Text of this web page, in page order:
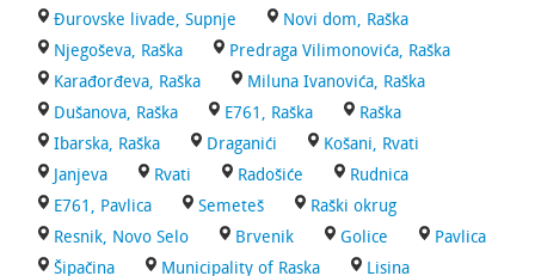
Đurovske livade, Supnje
Novi dom, Raška
Njegoševa, Raška
Predraga Vilimonovića, Raška
Karađorđeva, Raška
Miluna Ivanovića, Raška
Dušanova, Raška
E761, Raška
Raška
Ibarska, Raška
Draganići
Košani, Rvati
Janjeva
Rvati Radošiće
Rudnica
E761, Pavlica
Semeteš
Raški okrug
Resnik, Novo Selo
Brvenik Golice
Pavlica
Šipačina
Municipality of Raska Lisina